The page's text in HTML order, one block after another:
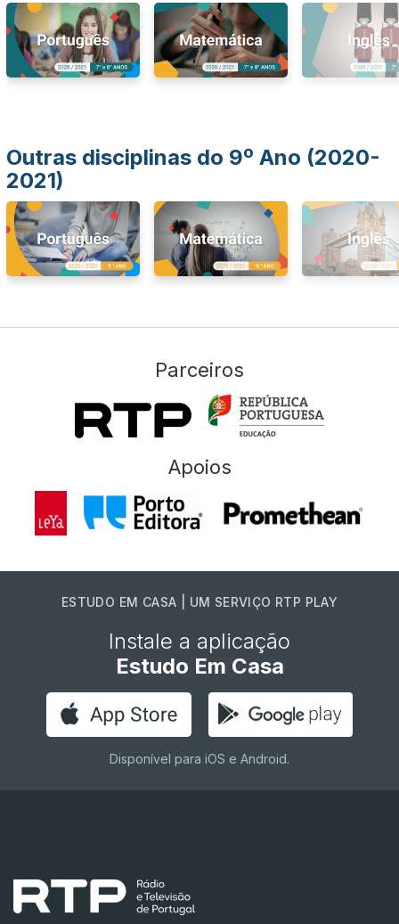
Outras disciplinas do 9º Ano (2020-
2021)
Parceiros
Apoios
ESTUDO EM CASA | UM SERVIÇO RTP PLAY
Instale a aplicação
Estudo Em Casa
Disponível para iOS e Android.